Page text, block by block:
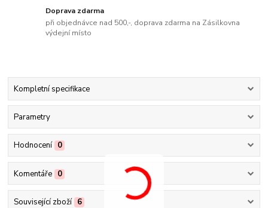
Doprava zdarma
při objednávce nad 500,-, doprava zdarma na Zásilkovna
výdejní místo
Kompletní specifikace
Parametry
Hodnocení 0
Komentáře 0
Související zboží 6